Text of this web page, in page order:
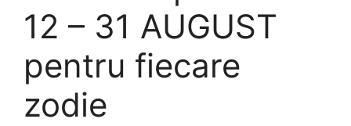
12 – 31 AUGUST
pentru fiecare
zodie